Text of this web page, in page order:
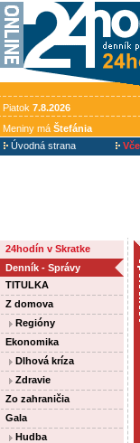
Piatok 7.8.2026
Meniny má Štefánia
Úvodná strana
24hodín v Skratke
Denník - Správy
TITULKA
Z domova
Regióny
Ekonomika
Dlhová kríza
Zdravie
Zo zahraničia
Gala
Hudba